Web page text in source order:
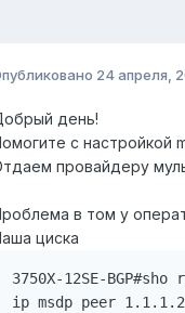
24 апреля,
день!
с настройкой
провайдеру
в том у
циска
3750X-12SE-
ip msdp peer 1.1.1.2